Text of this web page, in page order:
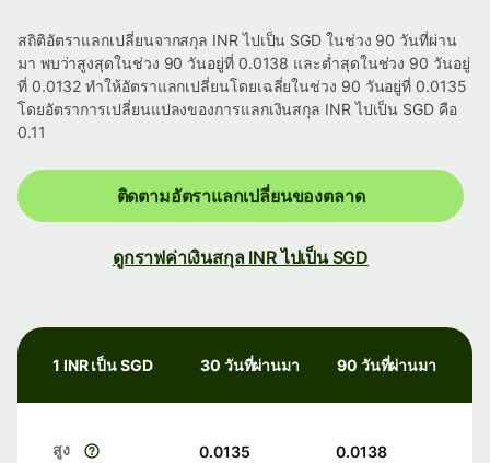
สถิติอัตราแลกเปลี่ยนจากสกุล INR ไปเป็น SGD ในช่วง 90 วันที่ผ่าน
มา พบว่าสูงสุดในช่วง 90 วันอยู่ที่ 0.0138 และต่ำสุดในช่วง 90 วันอยู่
ที่ 0.0132 ทำให้อัตราแลกเปลี่ยนโดยเฉลี่ยในช่วง 90 วันอยู่ที่ 0.0135
โดยอัตราการเปลี่ยนแปลงของการแลกเงินสกุล INR ไปเป็น SGD คือ
0.11
ติดตามอัตราแลกเปลี่ยนของตลาด
ดูกราฟค่าเงินสกุล INR ไปเป็น SGD
1 INR เป็น SGD 30 วันที่ผ่านมา 90 วันที่ผ่านมา
สูง 0.0135 0.0138